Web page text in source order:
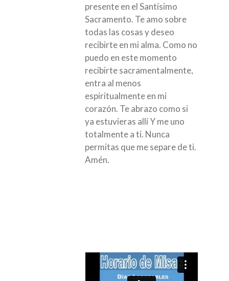
presente en el Santísimo
Sacramento. Te amo sobre
todas las cosas y deseo
recibirte en mi alma. Como no
puedo en este momento
recibirte sacramentalmente,
entra al menos
espiritualmente en mi
corazón. Te abrazo como si
ya estuvieras allí Y me uno
totalmente a ti. Nunca
permitas que me separe de ti.
Amén.